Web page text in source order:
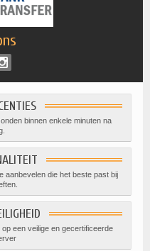
binnen enkele minuten na
aanbevelen die het beste past bij
een veilige en gecertificeerde